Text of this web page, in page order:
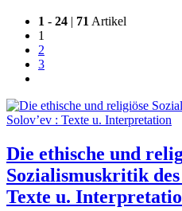
1 - 24 | 71 Artikel
1
2
3
Die ethische und
Sozialismuskritik
Texte u.